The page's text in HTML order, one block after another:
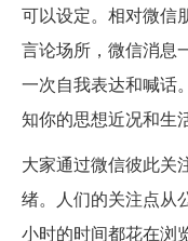
可以设定。相对微信
言论场所，微信消息
一次自我表达和喊话
知你的思想近况和生
大家通过微信彼此关
绪。人们的关注点从
小时的时间都花在浏